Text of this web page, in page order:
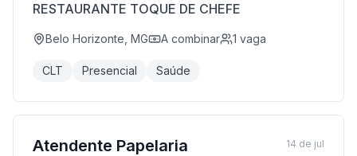
RESTAURANTE TOQUE DE CHEFE
Belo Horizonte, MG A combinar 1 vaga
CLT Presencial Saúde
Atendente Papelaria 14 de jul